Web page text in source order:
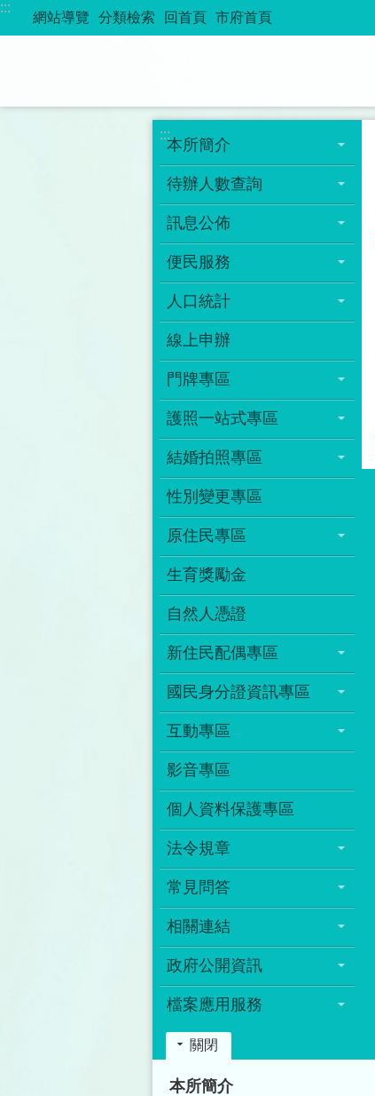
跳到主要內容區塊
:::
網站導覽 分類檢索 回首頁 市府首頁
:::
本所簡介
待辦人數查詢
訊息公佈
便民服務
人口統計
線上申辦
門牌專區
護照一站式專區
結婚拍照專區
性別變更專區
原住民專區
生育獎勵金
自然人憑證
新住民配偶專區
國民身分證資訊專區
互動專區
影音專區
個人資料保護專區
法令規章
常見問答
相關連結
政府公開資訊
檔案應用服務
關閉
本所簡介